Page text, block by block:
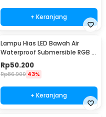
+ Keranjang
Lampu Hias LED Bawah Air
Waterproof Submersible RGB 2
PCS with Remote - 13017
Rp50.200
Rp86.900 43%
+ Keranjang